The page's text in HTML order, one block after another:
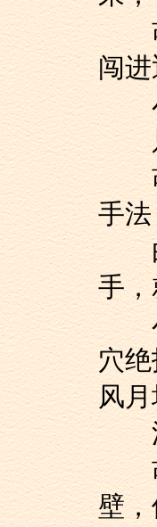
胡
闯
小
只
胡
手
由
手
小
穴
风月
沉
胡
壁